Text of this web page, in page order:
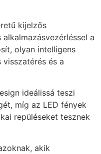
kijelzős
a
olyan intelligens
és a
ideálissá teszi
míg az LED fények
repüléseket tesznek
akik